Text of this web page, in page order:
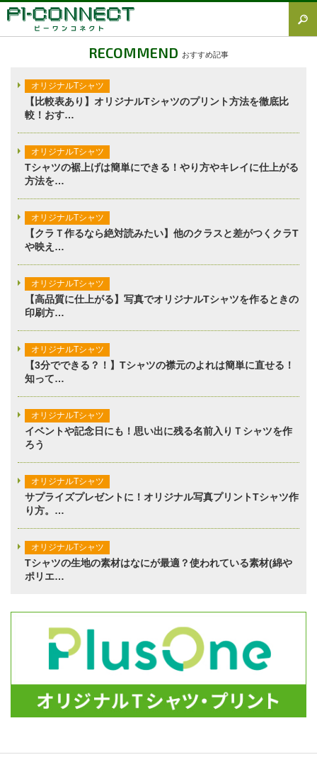
オリジナルTシャツ
オリジナルウェア
ブランド徹底解説
プラスワン
加工方法徹底解説
調査レポート
RECOMMEND おすすめ記事
オリジナルTシャツ
【比較表あり】オリジナルTシャツのプリント方法を徹底比
較！おす…
オリジナルTシャツ
Tシャツの裾上げは簡単にできる！やり方やキレイに仕上がる
方法を…
オリジナルTシャツ
【クラＴ作るなら絶対読みたい】他のクラスと差がつくクラT
や映え…
オリジナルTシャツ
【高品質に仕上がる】写真でオリジナルTシャツを作るときの
印刷方…
オリジナルTシャツ
【3分でできる？！】Tシャツの襟元のよれは簡単に直せる！
知って…
オリジナルTシャツ
イベントや記念日にも！思い出に残る名前入りＴシャツを作
ろう
オリジナルTシャツ
サプライズプレゼントに！オリジナル写真プリントTシャツ作
り方。…
オリジナルTシャツ
Tシャツの生地の素材はなにが最適？使われている素材(綿や
ポリエ…